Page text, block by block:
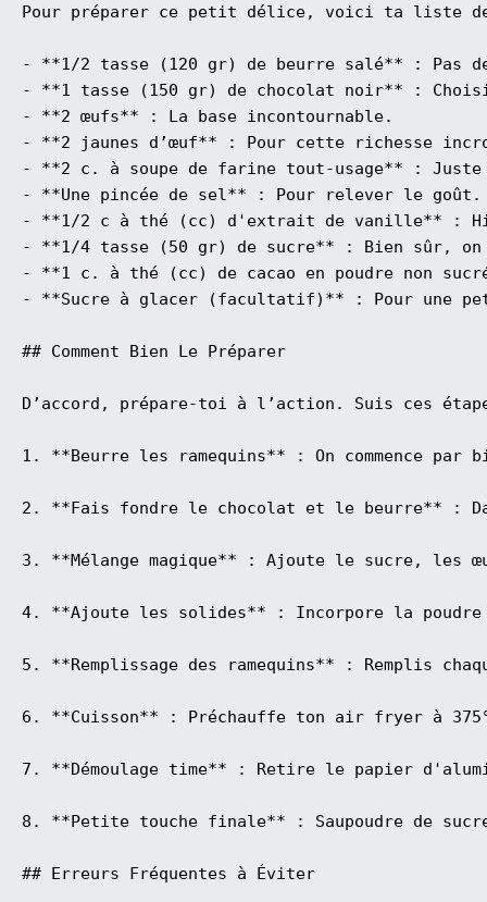
Pour préparer ce petit délice, voici ta liste
- **1/2 tasse (120 gr) de beurre salé** : Pas
- **1 tasse (150 gr) de chocolat noir** :
- **2 œufs** : La base incontournable.
- **2 jaunes d’œuf** : Pour cette richesse
- **2 c. à soupe de farine tout-usage** :
- **Une pincée de sel** : Pour relever le goût.
- **1/2 c à thé (cc) d'extrait de vanille** :
- **1/4 tasse (50 gr) de sucre** : Bien sûr, on
- **1 c. à thé (cc) de cacao en poudre non
- **Sucre à glacer (facultatif)** : Pour une
## Comment Bien Le Préparer
D’accord, prépare-toi à l’action. Suis ces
1. **Beurre les ramequins** : On commence
2. **Fais fondre le chocolat et le beurre** :
3. **Mélange magique** : Ajoute le sucre, les
4. **Ajoute les solides** : Incorpore la
5. **Remplissage des ramequins** : Remplis
6. **Cuisson** : Préchauffe ton air fryer à
7. **Démoulage time** : Retire le papier
8. **Petite touche finale** : Saupoudre de
## Erreurs Fréquentes à Éviter